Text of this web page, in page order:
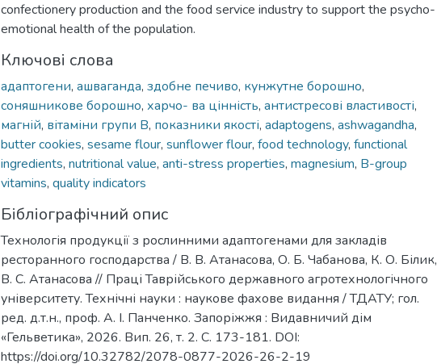
confectionery production and the food service industry to support the psycho-
emotional health of the population.
Ключові слова
адаптогени, ашваганда, здобне печиво, кунжутне борошно,
соняшникове борошно, харчо- ва цінність, антистресові властивості,
магній, вітаміни групи B, показники якості, adaptogens, ashwagandha,
butter cookies, sesame flour, sunflower flour, food technology, functional
ingredients, nutritional value, anti-stress properties, magnesium, B-group
vitamins, quality indicators
Бібліографічний опис
Технологія продукції з рослинними адаптогенами для закладів
ресторанного господарства / В. В. Атанасова, О. Б. Чабанова, К. О. Білик,
В. С. Атанасова // Праці Таврійського державного агротехнологічного
університету. Технічні науки : наукове фахове видання / ТДАТУ; гол.
ред. д.т.н., проф. А. І. Панченко. Запоріжжя : Видавничий дім
«Гельветика», 2026. Вип. 26, т. 2. С. 173-181. DOI:
https://doi.org/10.32782/2078-0877-2026-26-2-19